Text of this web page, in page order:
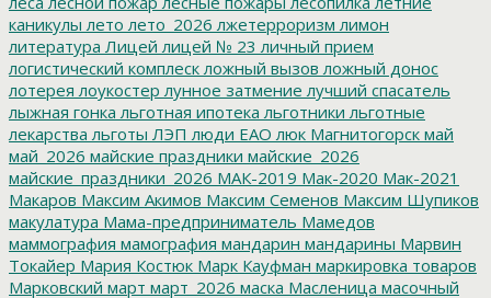
каникулы лето лето_2026 лжетерроризм лимон
литература Лицей лицей № 23 личный прием
логистический комплеск ложный вызов ложный донос
лотерея лоукостер лунное затмение лучший спасатель
лыжная гонка льготная ипотека льготники льготные
лекарства льготы ЛЭП люди ЕАО люк Магнитогорск май
май_2026 майские праздники майские_2026
майские_праздники_2026 МАК-2019 Мак-2020 Мак-2021
Макаров Максим Акимов Максим Семенов Максим Шупиков
макулатура Мама-предприниматель Мамедов
маммография мамография мандарин мандарины Марвин
Токайер Мария Костюк Марк Кауфман маркировка товаров
Марковский март март_2026 маска Масленица масочный